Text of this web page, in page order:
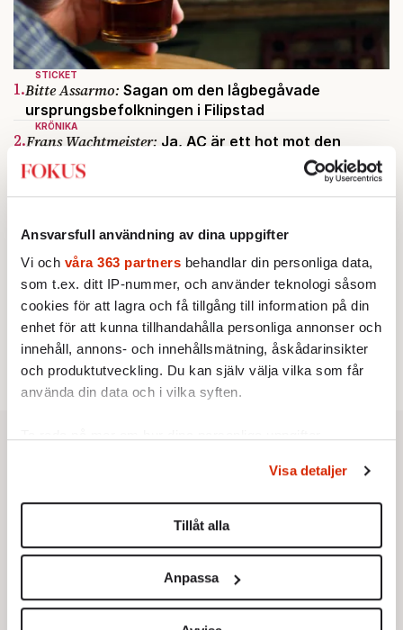
Ansvarsfull användning av dina uppgifter
Vi och våra 363 partners behandlar din personliga data,
som t.ex. ditt IP-nummer, och använder teknologi såsom
cookies för att lagra och få tillgång till information på din
enhet för att kunna tillhandahålla personliga annonser och
innehåll, annons- och innehållsmätning, åskådarinsikter
och produktutveckling. Du kan själv välja vilka som får
använda din data och i vilka syften.
Du kan ändra eller dra tillbaka ditt samtycke när som
helst från cookie-förklaringen.
Vi använder enhetsidentifierare för att anpassa innehållet
för sociala medier och analysera vår trafik. Vi
vidarebefordrar även sådana identifierare och annan
Visa detaljer
Tillåt alla
Anpassa
STICKET
1.Bitte Assarmo: Sagan om den lågbegåvade
ursprungsbefolkningen i Filipstad
KRÖNIKA
2.Frans Wachtmeister: Ja, AC är ett hot mot den
franska civilisationen
KRÖNIKA
3.Sakine Madon:Efter islamistdådet oroar sig
STICKET
4.Dan Korn:Quisling, quislingar och sten i glashus
KRÖNIKA
5. Nina Lekander: På ”Kommunisthögskolan” drömde
alla om att vara arbetarklass
STICKET
6.Johan Romin:Andersson, hur ska du få ihop det
här?